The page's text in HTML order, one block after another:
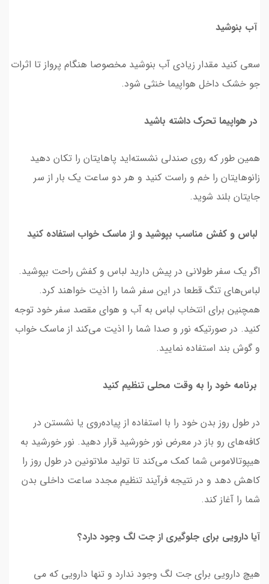
آب بنوشید
سعی کنید مقدار زیادی آب بنوشید مخصوصا هنگام پرواز تا اثرات
جو خشک داخل هواپیما خنثی شود.
در هواپیما تحرک داشته باشید
همین طور که روی صندلی نشسته‌اید پاهایتان را تکان دهید
زانوهایتان را خم و راست کنید و هر دو ساعت یک بار از سر
جایتان بلند شوید.
لباس و کفش مناسب بپوشید و از ماسک خواب استفاده کنید
اگر یک سفر طولانی در پیش دارید لباس و کفش راحت بپوشید.
لباس‌های تنگ قطعا در این سفر شما را اذیت خواهند کرد.
همچنین برای انتخاب لباس به آب و هوای مقصد سفر خود توجه
کنید. در صورتیکه نور و صدا شما را اذیت می‌کند از ماسک خواب
و گوش بند استفاده نمایید.
برنامه خود را به وقت محلی تنظیم کنید
در طول روز بدن خود را با استفاده از پیاده‌روی یا نشستن در
کافه‌های رو باز در معرض نور خورشید قرار دهید. نور خورشید به
هیپوتالاموس شما کمک می‌کند تا تولید ملاتونین در طول روز را
کاهش دهد و در نتیجه فرآیند تنظیم مجدد ساعت داخلی بدن
شما را آغاز کند.
آیا دارویی برای جلوگیری از جت لگ وجود دارد؟
هیچ دارویی برای جت لگ وجود ندارد و تنها دارویی که می